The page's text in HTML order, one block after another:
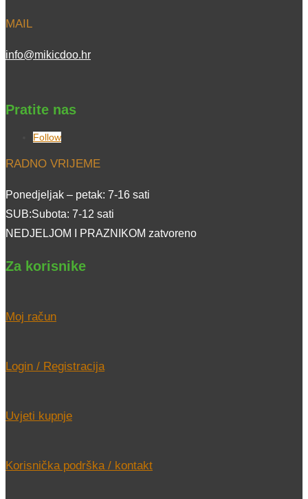
MAIL
info@mikicdoo.hr
Pratite nas
Follow
RADNO VRIJEME
Ponedjeljak – petak: 7-16 sati
SUB:Subota: 7-12 sati
NEDJELJOM I PRAZNIKOM zatvoreno
Za korisnike
Moj račun
Login / Registracija
Uvjeti kupnje
Korisnička podrška / kontakt